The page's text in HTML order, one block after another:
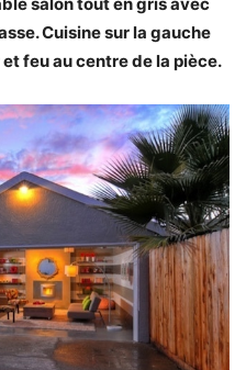
Cuisine sur la gauche
feu au centre de la pièce.